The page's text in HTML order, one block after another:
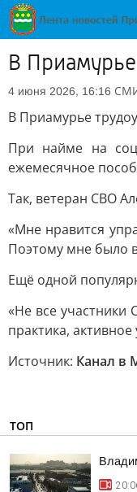
В
4 июня 2026, 16:16
В Приамурье
При найме на
ежемесячное
Так, ветеран СВО
«Мне нравится
Поэтому мне было
Ещё одной
«Не все участники
практика,
Источник: Канал в
ТОП